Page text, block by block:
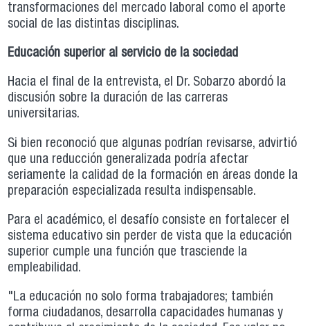
transformaciones del mercado laboral como el aporte
social de las distintas disciplinas.
Educación superior al servicio de la sociedad
Hacia el final de la entrevista, el Dr. Sobarzo abordó la
discusión sobre la duración de las carreras
universitarias.
Si bien reconoció que algunas podrían revisarse, advirtió
que una reducción generalizada podría afectar
seriamente la calidad de la formación en áreas donde la
preparación especializada resulta indispensable.
Para el académico, el desafío consiste en fortalecer el
sistema educativo sin perder de vista que la educación
superior cumple una función que trasciende la
empleabilidad.
"La educación no solo forma trabajadores; también
forma ciudadanos, desarrolla capacidades humanas y